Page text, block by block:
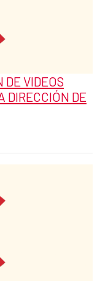
DE VIDEOS
DIRECCIÓN DE